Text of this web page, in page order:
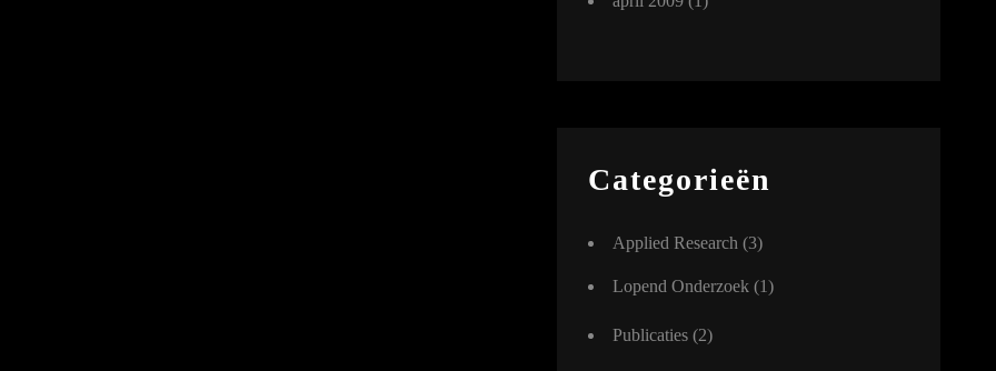
Categorieën
Applied Research (3)
Lopend Onderzoek(1)
Publicaties(2)